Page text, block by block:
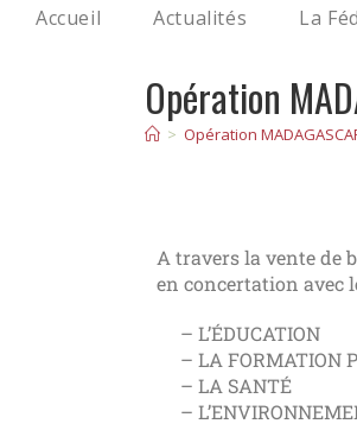
Accueil Actualités La
Opération
> Opération
A travers la vente de
en concertation avec
– L’ÉDUCATION
– LA FORMATION
– LA SANTÉ
–